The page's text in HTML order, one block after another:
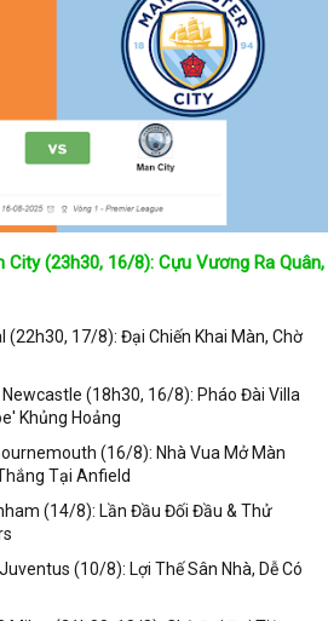
người hâm mộ bóng đá có thể cập
phát sóng bóng đá được tường thuật
truyền hình thể thao lớn nhất hiện nay
thao TV,... Nếu như bạn không muốn
bóng đá nào trong từng mùa giải, hãy
mụcLịch Thi Đấutại chuyên trang
tin chính xác nhất nhé!
chính xác trong toàn bộ các giải
trang kqbongda.net
sẽ cập nhanh
gian từng trận đấu bóng đá diễn ra ở
Anh;
Âu;
(23h30, 16/8): Cựu Vương Ra Quân,
(22h30, 17/8): Đại Chiến Khai Màn, Chờ
(18h30, 16/8): Pháo Đài Villa
Khủng Hoảng
(16/8): Nhà Vua Mở Màn
Tại Anfield
(14/8): Lần Đầu Đối Đầu & Thử
(10/8): Lợi Thế Sân Nhà, Dễ Có